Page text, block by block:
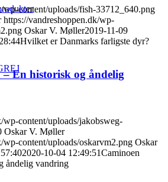
wp-content/uploads/fish-33712_640.png
https://vandreshoppen.dk/wp-
Oskar V. Møller2019-11-09
Hvilket er Danmarks farligste dyr?
– En historisk og åndelig
wp-content/uploads/jakobsweg-
Oskar V. Møller
wp-content/uploads/oskarvm2.png Oskar
2020-10-04 12:49:51Caminoen
åndelig vandring